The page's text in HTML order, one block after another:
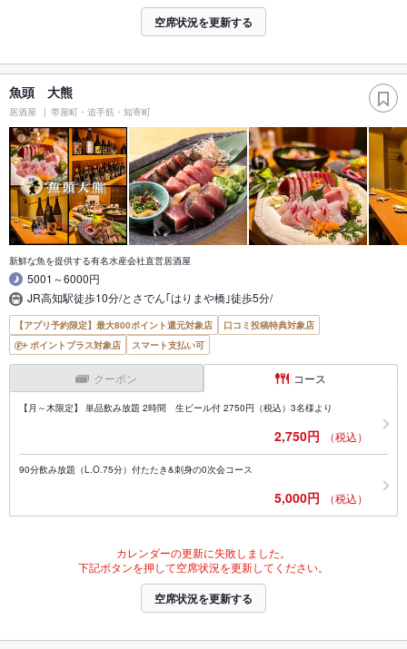
空席状況を更新する
魚頭 大熊
居酒屋 帯屋町・追手筋・知寄町
新鮮な魚を提供する有名水産会社直営居酒屋
5001～6000円
JR高知駅徒歩10分/とさでん｢はりまや橋｣徒歩5分/
【アプリ予約限定】最大800ポイント還元対象店
口コミ投稿特典対象店
ポイントプラス対象店
スマート支払い可
クーポン コース
【月～木限定】 単品飲み放題 2時間 生ビール付 2750円（税込）3名様より
2,750円 （税込）
90分飲み放題（L.O.75分）付たたき&刺身の0次会コース
5,000円 （税込）
カレンダーの更新に失敗しました。
下記ボタンを押して空席状況を更新してください。
空席状況を更新する